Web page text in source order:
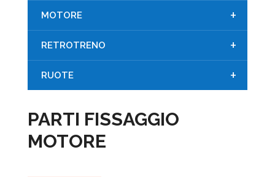
+
MOTORE
+
RETROTRENO
+
RUOTE
PARTI FISSAGGIO
MOTORE